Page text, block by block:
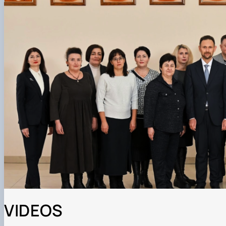
Конференції
VIDEOS